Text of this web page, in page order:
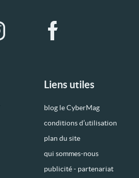
Liens utiles
blog le CyberMag
conditions d’utilisation
plan du site
qui sommes-nous
publicité - partenariat